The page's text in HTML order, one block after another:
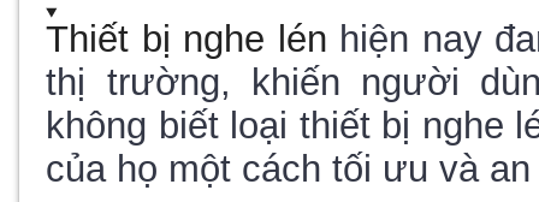
Thiết bị nghe lén hiện nay
thị trường, khiến người
không biết loại thiết bị nghe
của họ một cách tối ưu và